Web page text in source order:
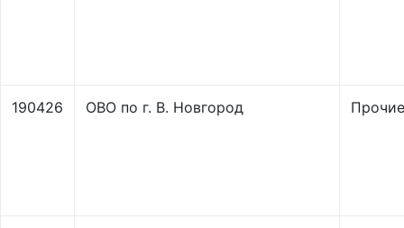
190426 ОВО по г. В. Новгород Прочие